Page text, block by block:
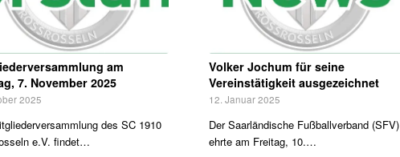
am
7. November 2025
2025
des SC 1910
e.V. findet…
Volker Jochum für seine
Vereinstätigkeit ausgezeichnet
12. Januar 2025
Der Saarländische Fußballverband (SFV)
ehrte am Freitag, 10.…